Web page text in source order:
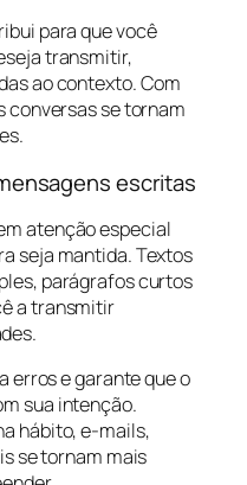
para que você
transmitir,
ao contexto. Com
conversas se tornam
escritas
atenção especial
seja mantida. Textos
parágrafos curtos
a transmitir
erros e garante que o
sua intenção.
hábito, e-mails,
se tornam mais